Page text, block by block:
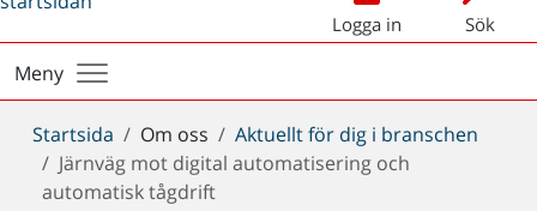
Logga in Sök
Meny
Du
är
här:
Startsida Om oss
Aktuellt för dig i branschen
Järnväg mot digital automatisering och
automatisk tågdrift